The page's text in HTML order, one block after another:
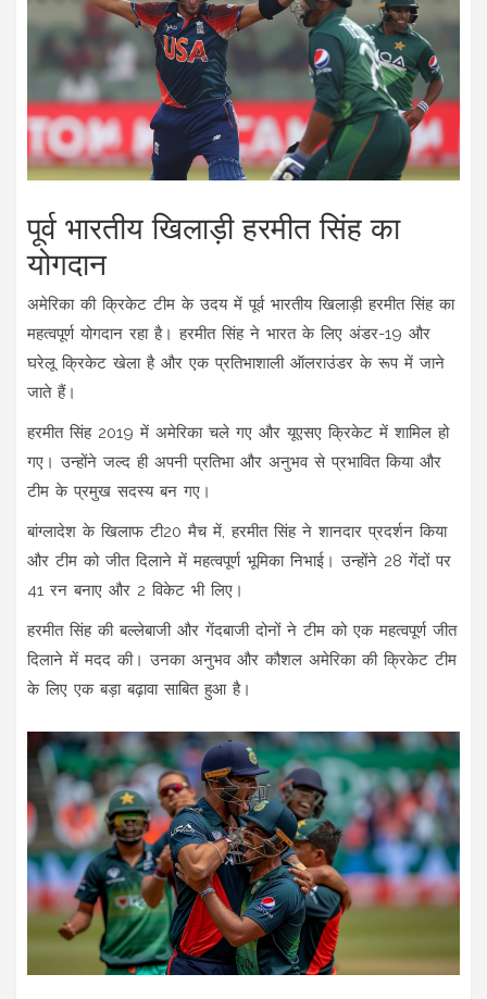
पूर्व भारतीय खिलाड़ी हरमीत सिंह का
योगदान
अमेरिका की क्रिकेट टीम के उदय में पूर्व भारतीय खिलाड़ी हरमीत सिंह का
महत्वपूर्ण योगदान रहा है। हरमीत सिंह ने भारत के लिए अंडर-19 और
घरेलू क्रिकेट खेला है और एक प्रतिभाशाली ऑलराउंडर के रूप में जाने
जाते हैं।
हरमीत सिंह 2019 में अमेरिका चले गए और यूएसए क्रिकेट में शामिल हो
गए। उन्होंने जल्द ही अपनी प्रतिभा और अनुभव से प्रभावित किया और
टीम के प्रमुख सदस्य बन गए।
बांग्लादेश के खिलाफ टी20 मैच में, हरमीत सिंह ने शानदार प्रदर्शन किया
और टीम को जीत दिलाने में महत्वपूर्ण भूमिका निभाई। उन्होंने 28 गेंदों पर
41 रन बनाए और 2 विकेट भी लिए।
हरमीत सिंह की बल्लेबाजी और गेंदबाजी दोनों ने टीम को एक महत्वपूर्ण जीत
दिलाने में मदद की। उनका अनुभव और कौशल अमेरिका की क्रिकेट टीम
के लिए एक बड़ा बढ़ावा साबित हुआ है।